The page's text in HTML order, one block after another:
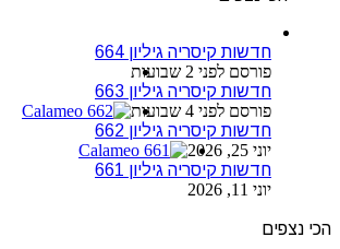
חדשות קיסריה גיליון 664
פורסם לפני 2 שבועות
חדשות קיסריה גיליון 663
פורסם לפני 4 שבועות
חדשות קיסריה גיליון 662
יוני 25, 2026
חדשות קיסריה גיליון 661
יוני 11, 2026
הכי נצפים